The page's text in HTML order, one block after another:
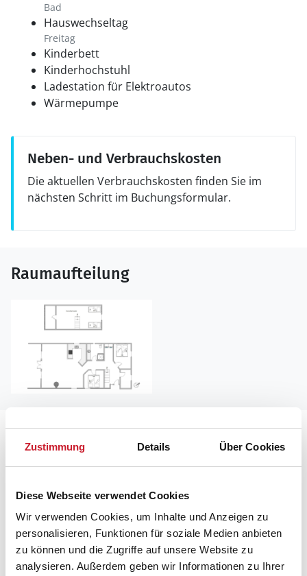
Zustimmung Details Über Cookies
Diese Webseite verwendet Cookies
Wir verwenden Cookies, um Inhalte und Anzeigen zu
personalisieren, Funktionen für soziale Medien anbieten
zu können und die Zugriffe auf unsere Website zu
analysieren. Außerdem geben wir Informationen zu Ihrer
Bad
Hauswechseltag
Freitag
Kinderbett
Kinderhochstuhl
Ladestation für Elektroautos
Wärmepumpe
Neben- und Verbrauchskosten
Die aktuellen Verbrauchskosten finden Sie im
nächsten Schritt im Buchungsformular.
Raumaufteilung
Adresse
Kræ Degns Vej 29
Klegod
6950 Ringkøbing